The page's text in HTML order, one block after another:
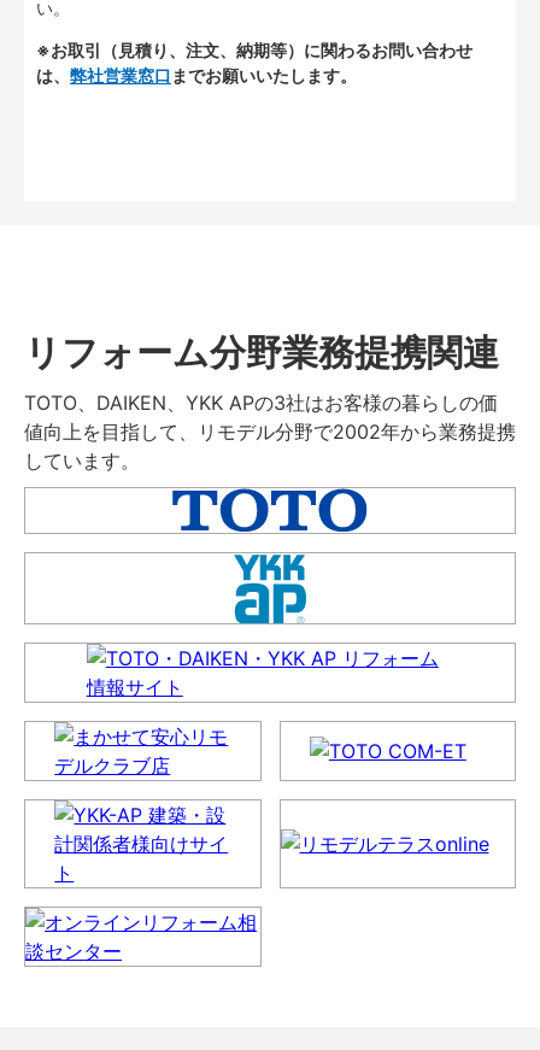
い。
※お取引（見積り、注文、納期等）に関わるお問い合わせ
は、 弊社営業窓口 までお願いいたします。
リフォーム分野業務提携関連
TOTO、DAIKEN、YKK APの3社はお客様の暮らしの価
値向上を目指して、リモデル分野で2002年から業務提携
しています。